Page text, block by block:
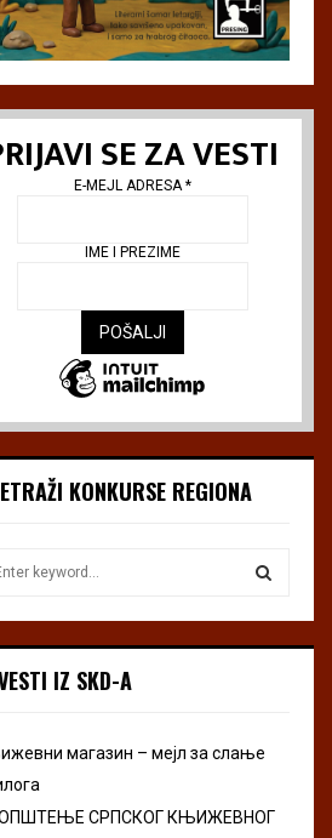
SE ZA VESTI
E-MEJL ADRESA*
IME I PREZIME
KONKURSE REGIONA
S
C
IZ SKD-A
магазин – мејл за слање
СРПСКОГ КЊИЖЕВНОГ